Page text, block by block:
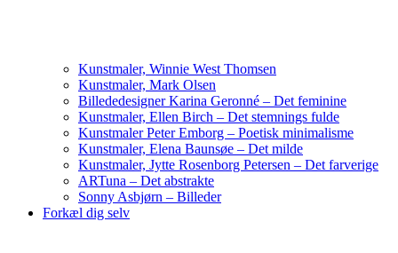
Kunstmaler, Winnie West Thomsen
Kunstmaler, Mark Olsen
Billededesigner Karina Geronné – Det feminine
Kunstmaler, Ellen Birch – Det stemnings fulde
Kunstmaler Peter Emborg – Poetisk minimalisme
Kunstmaler, Elena Baunsøe – Det milde
Kunstmaler, Jytte Rosenborg Petersen – Det farverige
ARTuna – Det abstrakte
Sonny Asbjørn – Billeder
Forkæl dig selv